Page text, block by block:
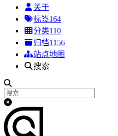
关于
标签164
分类110
归档1156
站点地图
搜索